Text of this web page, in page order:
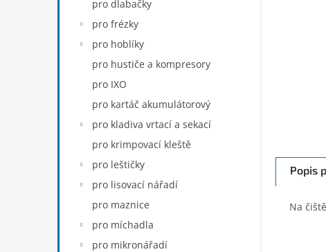
pro dlabačky
pro frézky
pro hoblíky
pro hustiče a kompresory
pro IXO
pro kartáč akumulátorový
pro kladiva vrtací a sekací
pro krimpovací kleště
pro leštičky
pro lisovací nářadí
pro maznice
pro míchadla
pro mikronářadí
Popis
Na